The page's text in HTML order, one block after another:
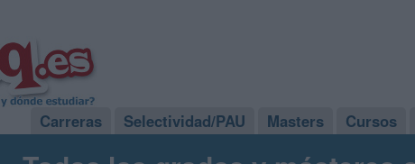
Carreras Selectividad/PAU Masters Cursos